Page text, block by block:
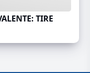
TIRE